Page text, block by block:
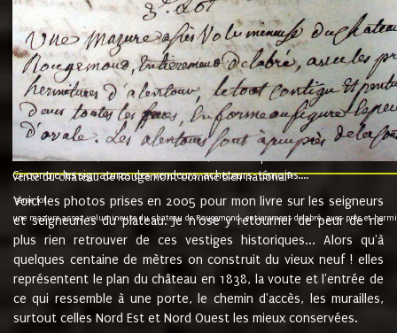
"l'an mil six cent soixante treze le ving neuvième jour du mois de
nommé fut présent Messire Claude Guillaume de Moyriat chevalier baron
vend, purement simplement et irrevocablement a monseigneur monsieur
et chavannes conseiller du roy au parlement de Bourgogne, present et
que le dit seigneur Baron de la Vellière a sur ses hommes, indivisables et
de la Velliere tout ainsi et comme le dit seigneur Baron et ses
présent......"
suivent les rentes, donation des terriers, etc... au prix de 880 livre louis
Ci contre les signatures des vendeurs, acheteurs, témoins....
vente du château de Rougemont comme bien national9.
"3ème lot
une mazure assez volumineuse du chateau de Rougemond, entierement delabré, avec près et
Voici les photos prises en 2005 pour mon livre sur les seigneurs
et seigneuries du plateau. Je n'ose y retourner de peur de ne
plus rien retrouver de ces vestiges historiques... Alors qu'à
quelques centaine de mètres on construit du vieux neuf ! elles
représentent le plan du château en 1838, la voute et l'entrée de
ce qui ressemble à une porte, le chemin d'accès, les murailles,
surtout celles Nord Est et Nord Ouest les mieux conservées.